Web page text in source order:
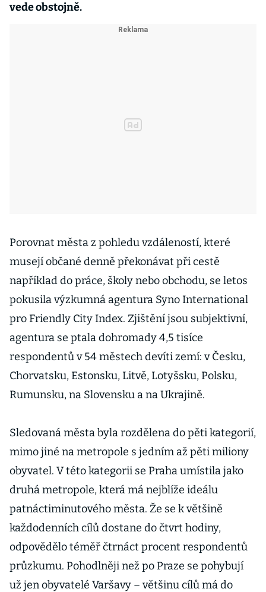
vede obstojně.
Porovnat města z pohledu vzdáleností, které
musejí občané denně překonávat při cestě
například do práce, školy nebo obchodu, se letos
pokusila výzkumná agentura Syno International
pro Friendly City Index. Zjištění jsou subjektivní,
agentura se ptala dohromady 4,5 tisíce
respondentů v 54 městech devíti zemí: v Česku,
Chorvatsku, Estonsku, Litvě, Lotyšsku, Polsku,
Rumunsku, na Slovensku a na Ukrajině.
Sledovaná města byla rozdělena do pěti kategorií,
mimo jiné na metropole s jedním až pěti miliony
obyvatel. V této kategorii se Praha umístila jako
druhá metropole, která má nejblíže ideálu
patnáctiminutového města. Že se k většině
každodenních cílů dostane do čtvrt hodiny,
odpovědělo téměř čtrnáct procent respondentů
průzkumu. Pohodlněji než po Praze se pohybují
už jen obyvatelé Varšavy – většinu cílů má do